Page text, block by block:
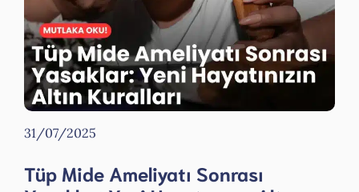
31/07/2025
Tüp Mide Ameliyatı Sonrası